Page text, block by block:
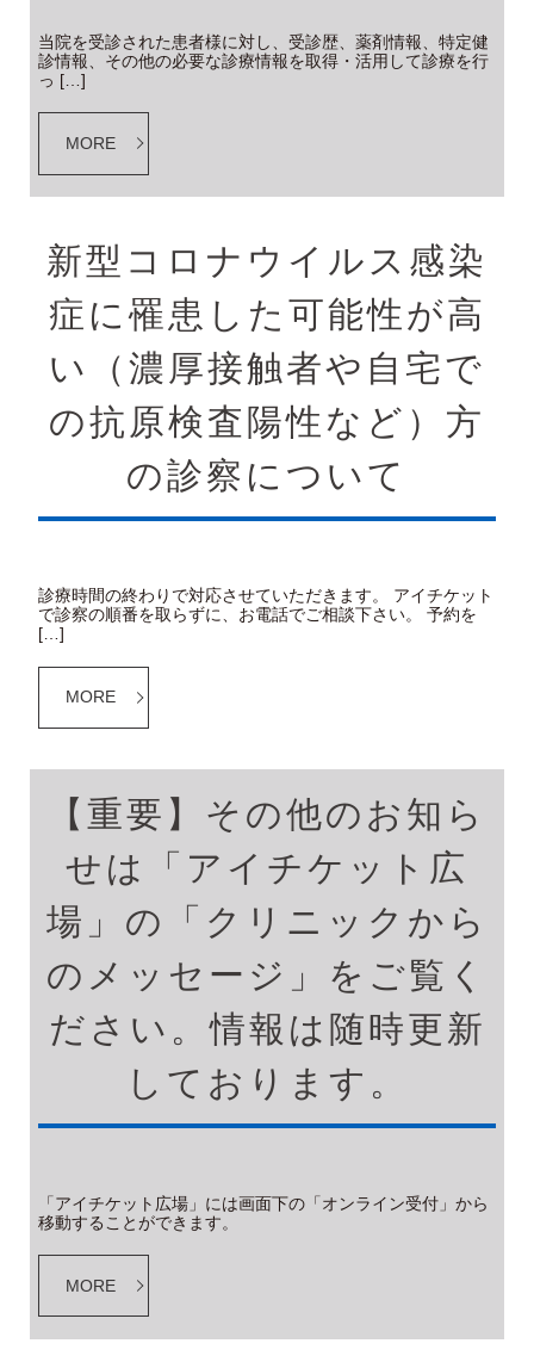
当院を受診された患者様に対し、受診歴、薬剤情報、特定健
診情報、その他の必要な診療情報を取得・活用して診療を行
っ […]
MORE
新型コロナウイルス感染
症に罹患した可能性が高
い（濃厚接触者や自宅で
の抗原検査陽性など）方
の診察について
診療時間の終わりで対応させていただきます。 アイチケット
で診察の順番を取らずに、お電話でご相談下さい。 予約を
[…]
MORE
【重要】その他のお知ら
せは「アイチケット広
場」の「クリニックから
のメッセージ」をご覧く
ださい。情報は随時更新
しております。
「アイチケット広場」には画面下の「オンライン受付」から
移動することができます。
MORE